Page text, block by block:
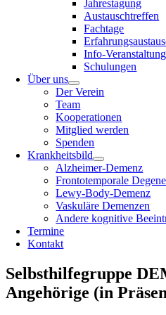
Jahrestagung
Austauschtreffen
Fachtage
Info-
Schulungen
Über uns
Der Verein
Team
Kooperationen
Mitglied werden
Spenden
Krankheitsbild
Alzheimer-Demenz
Frontotemporale
Lewy-Body-Demenz
Vaskuläre Demenzen
Andere kognitive
Termine
Kontakt
Selbsthilfegruppe
Angehörige (in